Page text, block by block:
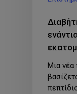
Μια νέα